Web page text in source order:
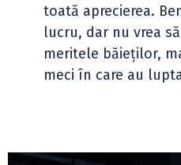
toată aprecierea.
lucru, dar nu vrea
meritele băieților,
meci în care au